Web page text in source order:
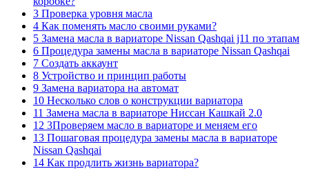
3 Проверка уровня масла
4 Как поменять масло своими руками?
5 Замена масла в вариаторе Nissan Qashqai j11 по этапам
6 Процедура замены масла в вариаторе Nissan Qashqai
7 Создать аккаунт
8 Устройство и принцип работы
9 Замена вариатора на автомат
10 Несколько слов о конструкции вариатора
11 Замена масла в вариаторе Ниссан Кашкай 2.0
12 3Проверяем масло в вариаторе и меняем его
13 Пошаговая процедура замены масла в вариаторе
Nissan Qashqai
14 Как продлить жизнь вариатора?